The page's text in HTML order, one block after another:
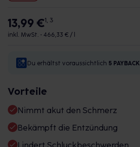
13,99 €1, 3
inkl. MwSt. • 466,33 € / l
Du erhältst voraussichtlich 5 PAYBACK
Vorteile
Nimmt akut den Schmerz
Bekämpft die Entzündung